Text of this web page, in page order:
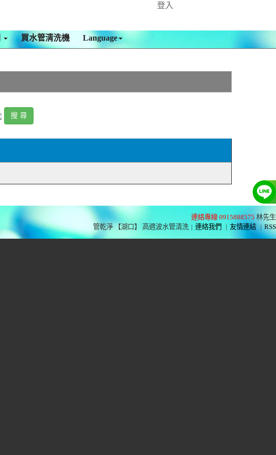
登入
買水管清洗機 Language
連絡專線 0915888575 林先生
管乾淨 【湖口】 高週波水管清洗 | 連絡我們 | 友情連結 | RSS